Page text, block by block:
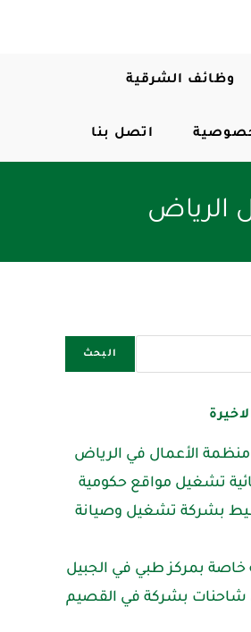
وظائف الشرقية
اتصل بنا
الرياض
البحث
منظمة الأعمال في الرياض
تشغيل مواقع حكومية
بشركة تشغيل وصيانة
خاصة بمركز طبي في الجبيل
شاحنات بشركة في القصيم